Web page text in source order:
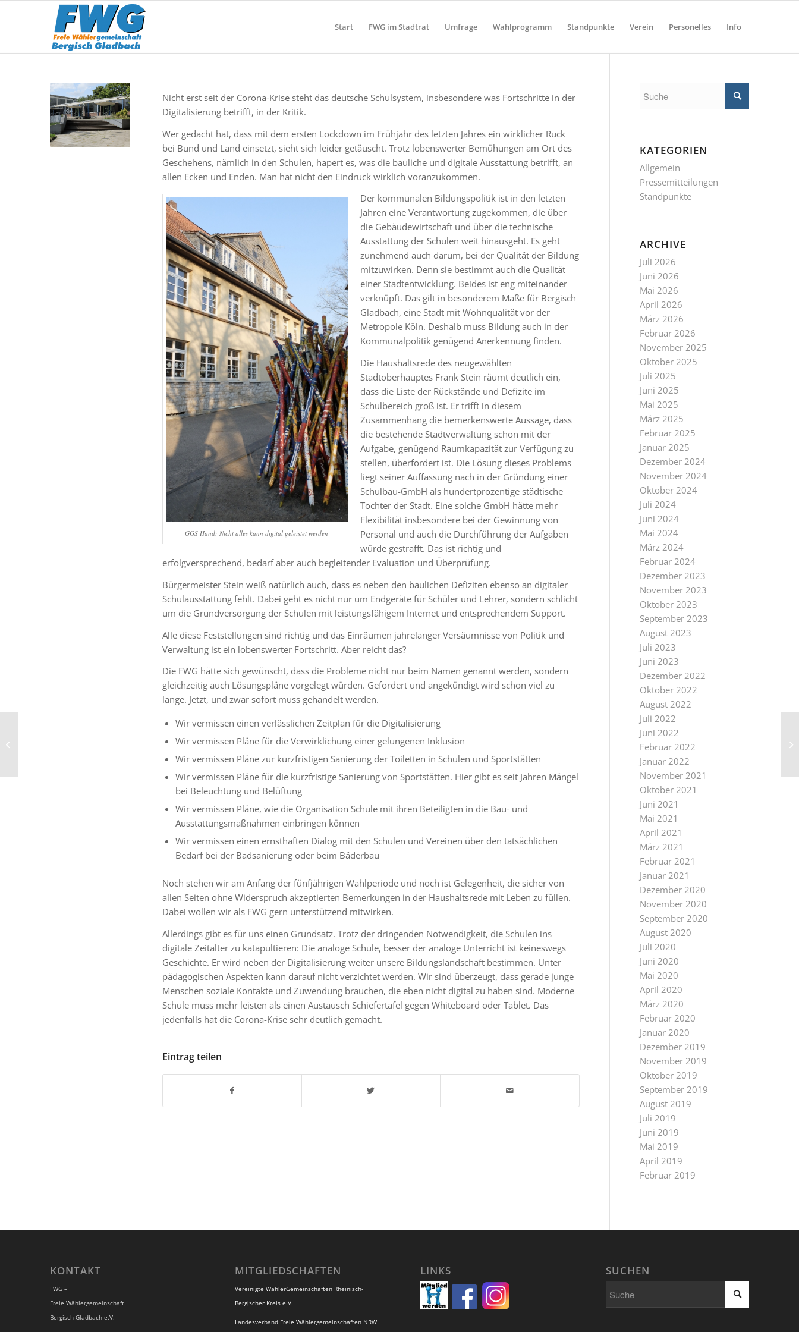
Start FWG im Stadtrat Umfrage Wahlprogramm Standpunkte Verein Personelles Info
Nicht erst seit der Corona-Krise steht das deutsche Schulsystem, insbesondere was Fortschritte in der
Digitalisierung betrifft, in der Kritik.
Wer gedacht hat, dass mit dem ersten Lockdown im Frühjahr des letzten Jahres ein wirklicher Ruck
bei Bund und Land einsetzt, sieht sich leider getäuscht. Trotz lobenswerter Bemühungen am Ort des
Geschehens, nämlich in den Schulen, hapert es, was die bauliche und digitale Ausstattung betrifft, an
allen Ecken und Enden. Man hat nicht den Eindruck wirklich voranzukommen.
GGS Hand: Nicht alles kann digital geleistet werden
Der kommunalen Bildungspolitik ist in den letzten
Jahren eine Verantwortung zugekommen, die über
die Gebäudewirtschaft und über die technische
Ausstattung der Schulen weit hinausgeht. Es geht
zunehmend auch darum, bei der Qualität der Bildung
mitzuwirken. Denn sie bestimmt auch die Qualität
einer Stadtentwicklung. Beides ist eng miteinander
verknüpft. Das gilt in besonderem Maße für Bergisch
Gladbach, eine Stadt mit Wohnqualität vor der
Metropole Köln. Deshalb muss Bildung auch in der
Kommunalpolitik genügend Anerkennung finden.
Die Haushaltsrede des neugewählten
Stadtoberhauptes Frank Stein räumt deutlich ein,
dass die Liste der Rückstände und Defizite im
Schulbereich groß ist. Er trifft in diesem
Zusammenhang die bemerkenswerte Aussage, dass
die bestehende Stadtverwaltung schon mit der
Aufgabe, genügend Raumkapazität zur Verfügung zu
stellen, überfordert ist. Die Lösung dieses Problems
liegt seiner Auffassung nach in der Gründung einer
Schulbau-GmbH als hundertprozentige städtische
Tochter der Stadt. Eine solche GmbH hätte mehr
Flexibilität insbesondere bei der Gewinnung von
Personal und auch die Durchführung der Aufgaben
würde gestrafft. Das ist richtig und
erfolgversprechend, bedarf aber auch begleitender Evaluation und Überprüfung.
Bürgermeister Stein weiß natürlich auch, dass es neben den baulichen Defiziten ebenso an digitaler
Schulausstattung fehlt. Dabei geht es nicht nur um Endgeräte für Schüler und Lehrer, sondern schlicht
um die Grundversorgung der Schulen mit leistungsfähigem Internet und entsprechendem Support.
Alle diese Feststellungen sind richtig und das Einräumen jahrelanger Versäumnisse von Politik und
Verwaltung ist ein lobenswerter Fortschritt. Aber reicht das?
Die FWG hätte sich gewünscht, dass die Probleme nicht nur beim Namen genannt werden, sondern
gleichzeitig auch Lösungspläne vorgelegt würden. Gefordert und angekündigt wird schon viel zu
lange. Jetzt, und zwar sofort muss gehandelt werden.
Wir vermissen einen verlässlichen Zeitplan für die Digitalisierung
Wir vermissen Pläne für die Verwirklichung einer gelungenen Inklusion
Wir vermissen Pläne zur kurzfristigen Sanierung der Toiletten in Schulen und Sportstätten
Wir vermissen Pläne für die kurzfristige Sanierung von Sportstätten. Hier gibt es seit Jahren Mängel
bei Beleuchtung und Belüftung
Wir vermissen Pläne, wie die Organisation Schule mit ihren Beteiligten in die Bau- und
Ausstattungsmaßnahmen einbringen können
Wir vermissen einen ernsthaften Dialog mit den Schulen und Vereinen über den tatsächlichen
Bedarf bei der Badsanierung oder beim Bäderbau
Noch stehen wir am Anfang der fünfjährigen Wahlperiode und noch ist Gelegenheit, die sicher von
allen Seiten ohne Widerspruch akzeptierten Bemerkungen in der Haushaltsrede mit Leben zu füllen.
Dabei wollen wir als FWG gern unterstützend mitwirken.
Allerdings gibt es für uns einen Grundsatz. Trotz der dringenden Notwendigkeit, die Schulen ins
digitale Zeitalter zu katapultieren: Die analoge Schule, besser der analoge Unterricht ist keineswegs
Geschichte. Er wird neben der Digitalisierung weiter unsere Bildungslandschaft bestimmen. Unter
pädagogischen Aspekten kann darauf nicht verzichtet werden. Wir sind überzeugt, dass gerade junge
Menschen soziale Kontakte und Zuwendung brauchen, die eben nicht digital zu haben sind. Moderne
Schule muss mehr leisten als einen Austausch Schiefertafel gegen Whiteboard oder Tablet. Das
jedenfalls hat die Corona-Krise sehr deutlich gemacht.
Eintrag teilen
KATEGORIEN
Allgemein
Pressemitteilungen
Standpunkte
ARCHIVE
Juli 2026
Juni 2026
Mai 2026
April 2026
März 2026
Februar 2026
November 2025
Oktober 2025
Juli 2025
Juni 2025
Mai 2025
März 2025
Februar 2025
Januar 2025
Dezember 2024
November 2024
Oktober 2024
Juli 2024
Juni 2024
Mai 2024
März 2024
Februar 2024
Dezember 2023
November 2023
Oktober 2023
September 2023
August 2023
Juli 2023
Juni 2023
Dezember 2022
Oktober 2022
August 2022
Juli 2022
Juni 2022
Februar 2022
Januar 2022
November 2021
Oktober 2021
Juni 2021
Mai 2021
April 2021
März 2021
Februar 2021
Januar 2021
Dezember 2020
November 2020
September 2020
August 2020
Juli 2020
Juni 2020
Mai 2020
April 2020
März 2020
Februar 2020
Januar 2020
Dezember 2019
November 2019
Oktober 2019
September 2019
August 2019
Juli 2019
Juni 2019
Mai 2019
April 2019
Februar 2019
KONTAKT
FWG –
Freie Wählergemeinschaft
Bergisch Gladbach e.V.
MITGLIEDSCHAFTEN
Vereinigte WählerGemeinschaften Rheinisch-
Bergischer Kreis e.V.
Landesverband Freie Wählergemeinschaften NRW
LINKS SUCHEN